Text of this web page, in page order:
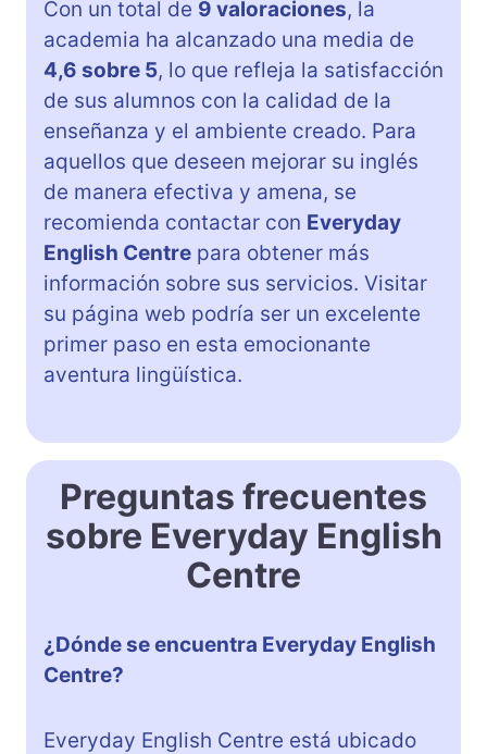
Con un total de 9 valoraciones, la
academia ha alcanzado una media de
4,6 sobre 5, lo que refleja la satisfacción
de sus alumnos con la calidad de la
enseñanza y el ambiente creado. Para
aquellos que deseen mejorar su inglés
de manera efectiva y amena, se
recomienda contactar con Everyday
English Centre para obtener más
información sobre sus servicios. Visitar
su página web podría ser un excelente
primer paso en esta emocionante
aventura lingüística.
Preguntas frecuentes
sobre Everyday English
Centre
¿Dónde se encuentra Everyday English
Centre?
Everyday English Centre está ubicado